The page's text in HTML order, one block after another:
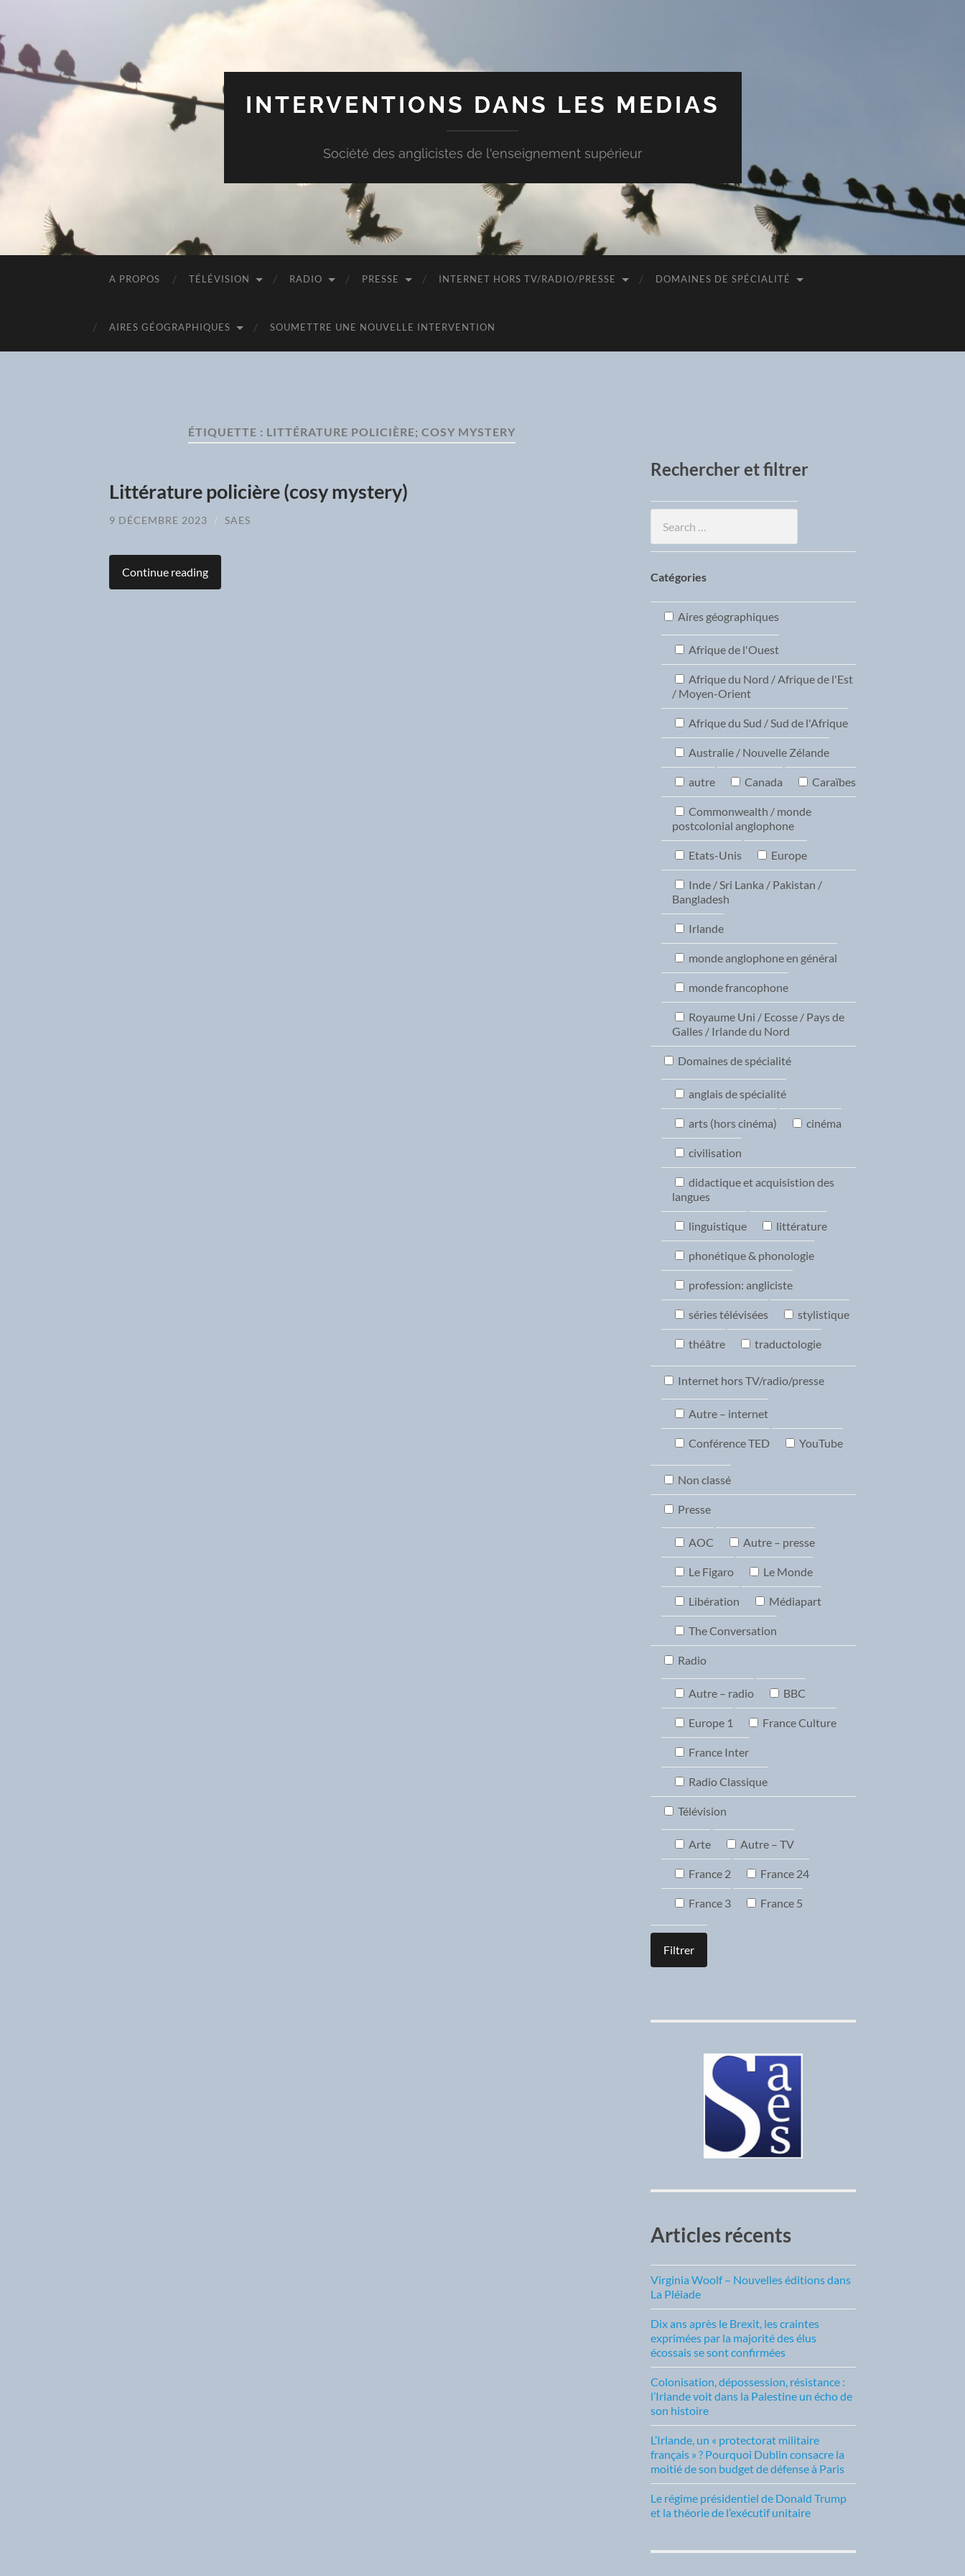
INTERVENTIONS DANS LES MEDIAS
Société des anglicistes de l'enseignement supérieur
A PROPOS TÉLÉVISION RADIO PRESSE INTERNET HORS TV/RADIO/PRESSE DOMAINES DE SPÉCIALITÉ
AIRES GÉOGRAPHIQUES SOUMETTRE UNE NOUVELLE INTERVENTION
ÉTIQUETTE : LITTÉRATURE POLICIÈRE; COSY MYSTERY
Littérature policière (cosy mystery)
9 DÉCEMBRE 2023 / SAES
Continue reading
Rechercher et filtrer
Catégories
Aires géographiques
Afrique de l'Ouest
Afrique du Nord / Afrique de l'Est
/ Moyen-Orient
Afrique du Sud / Sud de l'Afrique
Australie / Nouvelle Zélande
autre Canada Caraïbes
Commonwealth / monde
postcolonial anglophone
Etats-Unis Europe
Inde / Sri Lanka / Pakistan /
Bangladesh
Irlande
monde anglophone en général
monde francophone
Royaume Uni / Ecosse / Pays de
Galles / Irlande du Nord
Domaines de spécialité
anglais de spécialité
arts (hors cinéma) cinéma
civilisation
didactique et acquisistion des
langues
linguistique littérature
phonétique & phonologie
profession: angliciste
séries télévisées stylistique
théâtre traductologie
Internet hors TV/radio/presse
Autre – internet
Conférence TED YouTube
Non classé
Presse
AOC Autre – presse
Le Figaro Le Monde
Libération Médiapart
The Conversation
Radio
Autre – radio BBC
Europe 1 France Culture
France Inter
Radio Classique
Télévision
Arte Autre – TV
France 2 France 24
France 3 France 5
Articles récents
Virginia Woolf – Nouvelles éditions dans
La Pléiade
Dix ans après le Brexit, les craintes
exprimées par la majorité des élus
écossais se sont confirmées
Colonisation, dépossession, résistance :
l’Irlande voit dans la Palestine un écho de
son histoire
L’Irlande, un « protectorat militaire
français » ? Pourquoi Dublin consacre la
moitié de son budget de défense à Paris
Le régime présidentiel de Donald Trump
et la théorie de l’exécutif unitaire